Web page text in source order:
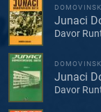
Junaci
Davor
Junaci
Davor